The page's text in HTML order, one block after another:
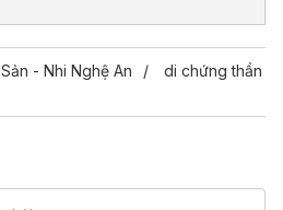
Sản - Nhi Nghệ An
di chứng thần